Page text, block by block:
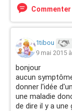
Commenter
1tibou
9 mai 2015
bonjour
aucun
donner l'idée
une maladie
de dire il y a une